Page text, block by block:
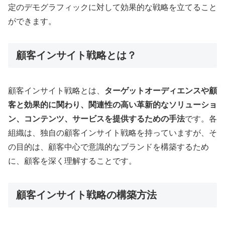
定のデモグラフィックに対して効果的な戦略を立てること
ができます。
顧客インサイト戦略とは？
顧客インサイト戦略とは、 ターゲットオーディエンスや顧
客と効果的に関わり、関連性の高い革新的なソリューショ
ン、コンテンツ、サービスを提供するための手法です。各
組織は、独自の顧客インサイト戦略を持っていますが、そ
の目的は、顧客中心で意識的なブランドを構築するため
に、顧客を深く理解することです。
顧客インサイト戦略の構築方法